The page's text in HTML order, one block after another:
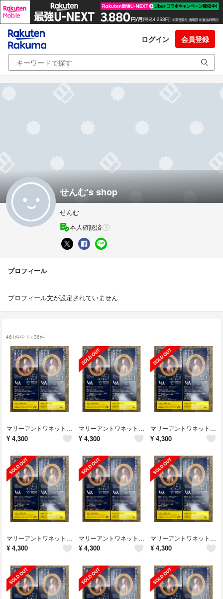
ログイン 会員登録
せんむ's shop
せんむ
本人確認済
プロフィール
プロフィール文が設定されていません
461件中 1 - 36件
マリーアントワネットスタイル 横浜美術館 2枚 期限短縮チケット ゆうパケットポストミニ無料
¥ 4,300
マリーアントワネットスタイル 横浜美術館 2枚 期限短縮チケット ゆうパケットポストミニ無料
¥ 4,300
マリーアントワネットスタイル 横浜美術館 2枚 期限短縮チケット ゆうパケットポストミニ無料
¥ 4,300
マリーアントワネットスタイル 横浜美術館 2枚 期限短縮チケット ゆうパケットポストミニ無料
¥ 4,300
マリーアントワネットスタイル 横浜美術館 2枚 期限短縮チケット ゆうパケットポストミニ無料
¥ 4,300
マリーアントワネットスタイル 横浜美術館 2枚 期限短縮チケット ゆうパケットポストミニ無料
¥ 4,300